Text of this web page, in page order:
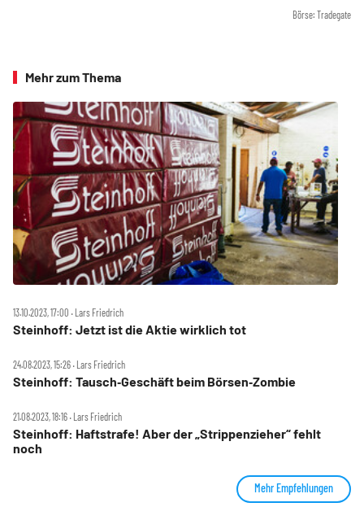
Börse: Tradegate
Mehr zum Thema
13.10.2023, 17:00 ‧ Lars Friedrich
Steinhoff: Jetzt ist die Aktie wirklich tot
24.08.2023, 15:26 ‧ Lars Friedrich
Steinhoff: Tausch‑Geschäft beim Börsen‑Zombie
21.08.2023, 18:16 ‧ Lars Friedrich
Steinhoff: Haftstrafe! Aber der „Strippenzieher“ fehlt
noch
Mehr Empfehlungen